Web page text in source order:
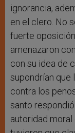
ignorancia,
en el clero. No
fuerte
amenazaron
con su idea de
supondrían que
contra los
santo respondió:
autoridad